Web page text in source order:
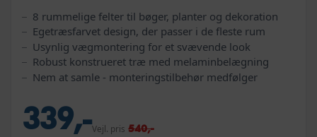
8 rummelige felter til bøger, planter og dekoration
Egetræsfarvet design, der passer i de fleste rum
Usynlig vægmontering for et svævende look
Robust konstrueret træ med melaminbelægning
Nem at samle - monteringstilbehør medfølger
339,-Vejl. pris 540,-